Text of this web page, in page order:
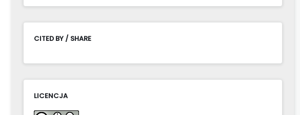
CITED BY / SHARE
LICENCJA